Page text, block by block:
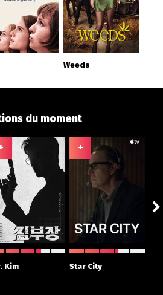
Weeds
du moment
Kim
+
Star City